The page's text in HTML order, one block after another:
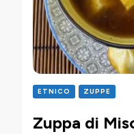
ETNICO ZUPPE
Zuppa di